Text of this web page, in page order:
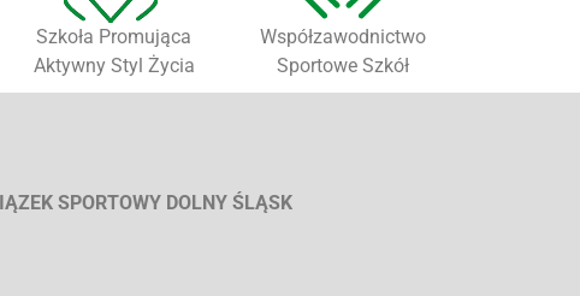
Szkoła Promująca
Aktywny Styl Życia
Współzawodnictwo
Sportowe Szkół
SPORTOWY DOLNY ŚLĄSK